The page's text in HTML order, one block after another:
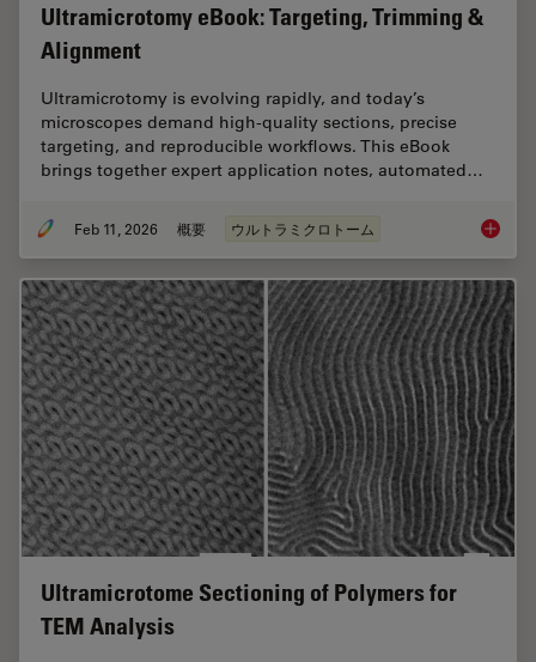
Ultramicrotomy eBook: Targeting, Trimming &
Alignment
Ultramicrotomy is evolving rapidly, and today’s
microscopes demand high‑quality sections, precise
targeting, and reproducible workflows. This eBook
brings together expert application notes, automated…
Feb 11, 2026 概要 ウルトラミクロトーム
Ultramicrotome Sectioning of Polymers for
TEM Analysis